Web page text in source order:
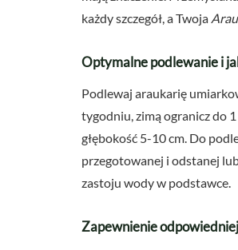
każdy szczegół, a Twoja
Optymalne podlewanie i
Podlewaj araukarię
tygodniu, zimą ogranicz do
głębokość 5-10 cm. Do
przegotowanej i odstanej
zastoju wody w podstawce.
Zapewnienie